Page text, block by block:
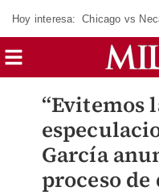
Hoy interesa: Chicago vs
“Evitemos
García
proceso